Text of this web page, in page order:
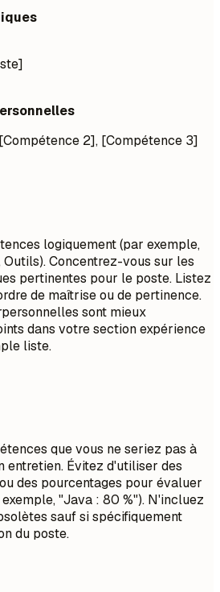
2], [Compétence 3]
logiquement (par exemple,
Concentrez-vous sur les
pertinentes pour le poste. Listez
de maîtrise ou de pertinence.
sont mieux
dans votre section expérience
liste.
que vous ne seriez pas à
entretien. Évitez d'utiliser des
des pourcentages pour évaluer
"Java : 80 %"). N'incluez
sauf si spécifiquement
du poste.